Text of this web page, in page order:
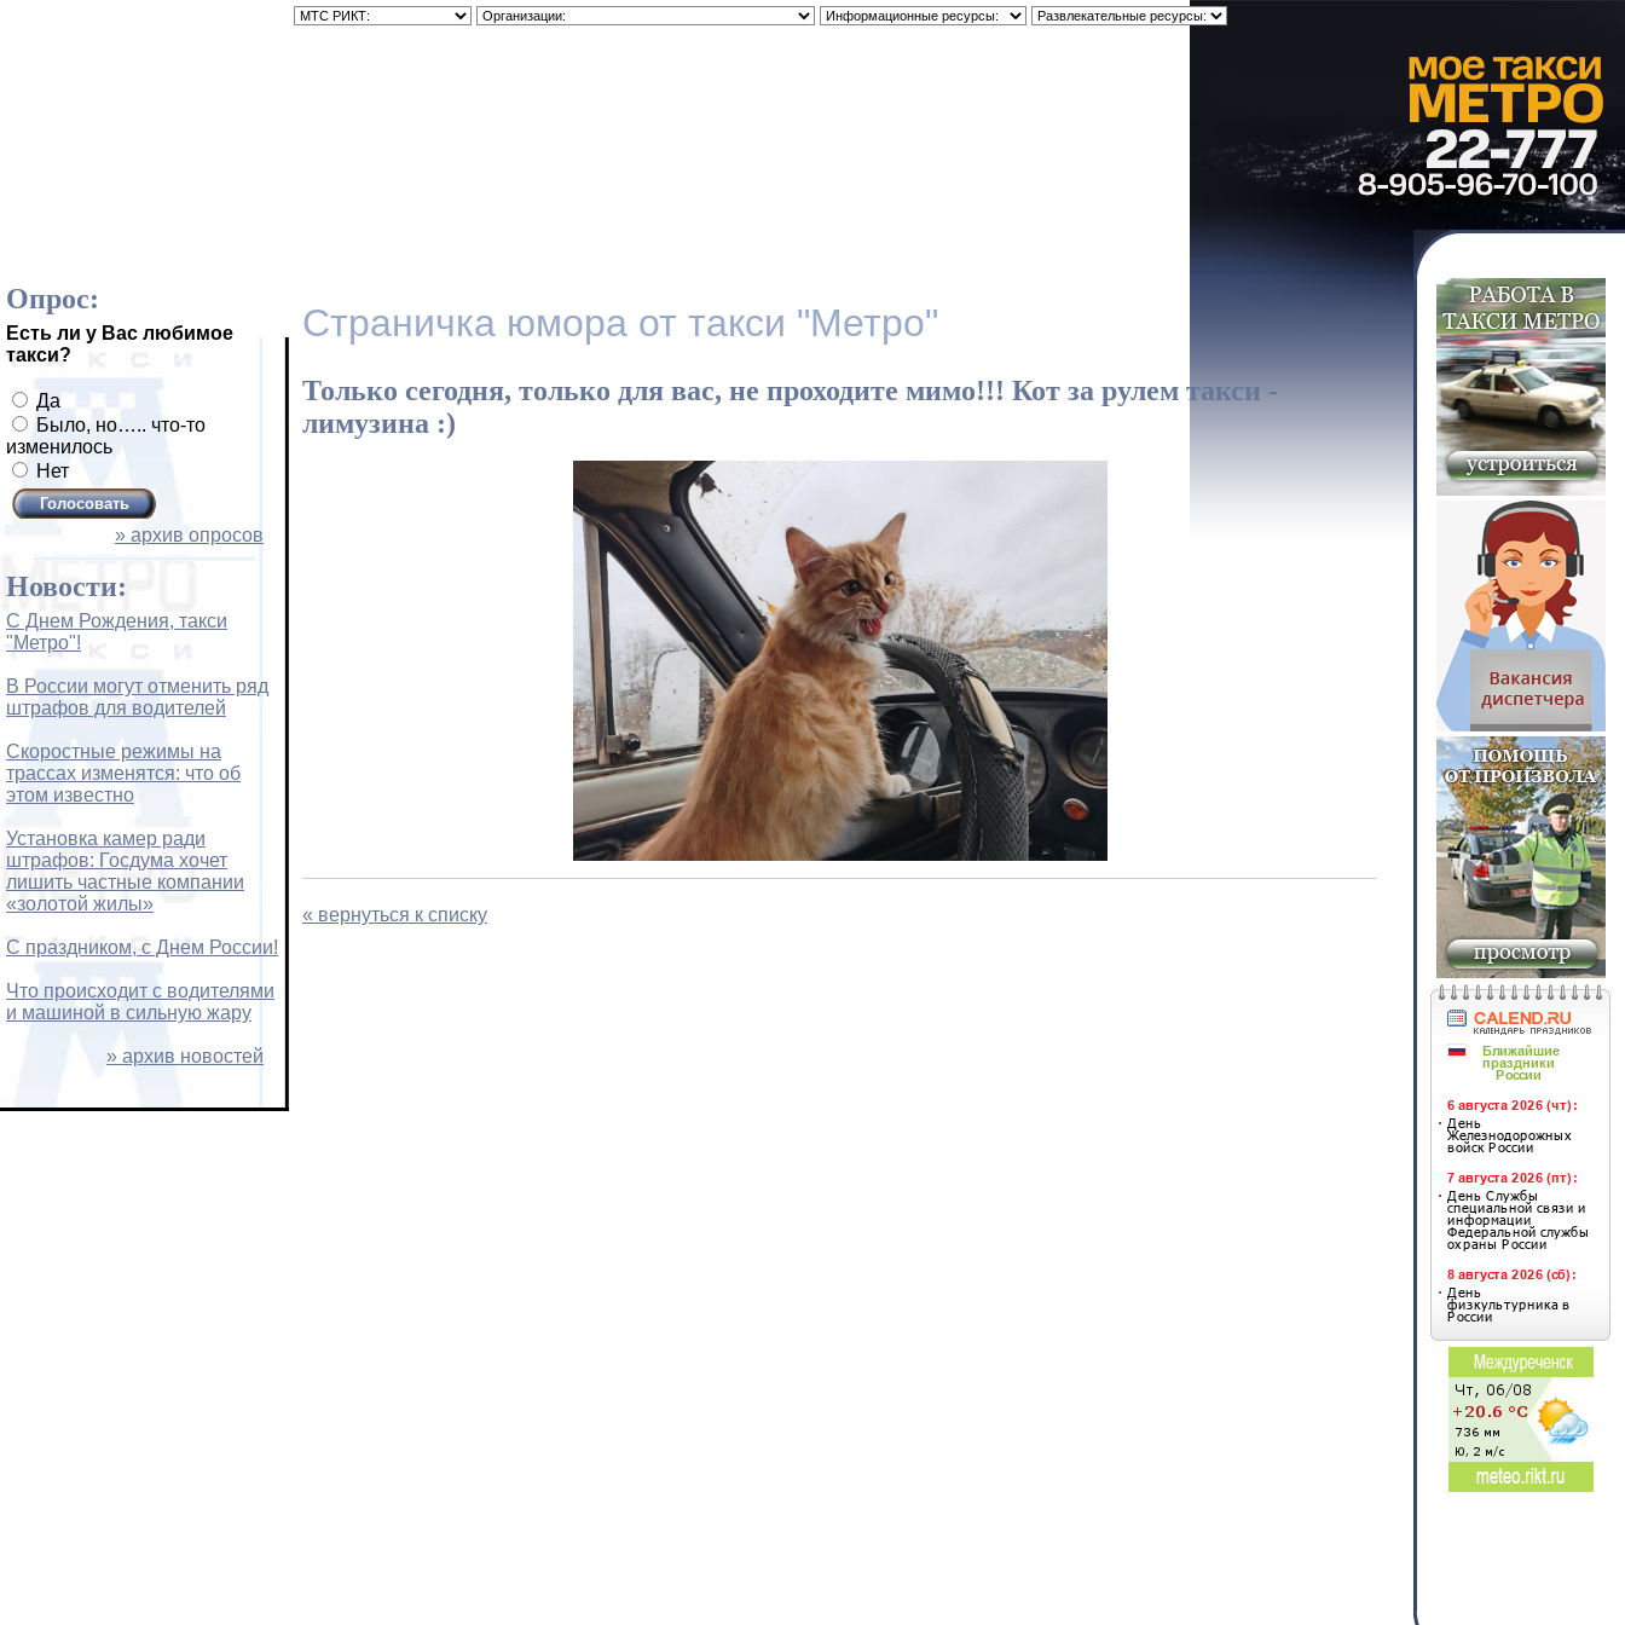
Опрос:
Есть ли у Вас любимое
такси?
Да
Было, но….. что-то
изменилось
Нет
» архив опросов
Новости:
С Днем Рождения, такси
"Метро"!
В России могут отменить ряд
штрафов для водителей
Скоростные режимы на
трассах изменятся: что об
этом известно
Установка камер ради
штрафов: Госдума хочет
лишить частные компании
«золотой жилы»
С праздником, с Днем России!
Что происходит с водителями
и машиной в сильную жару
» архив новостей
Страничка юмора от такси "Метро"
Только сегодня, только для вас, не проходите мимо!!! Кот за рулем такси -
лимузина :)
« вернуться к списку